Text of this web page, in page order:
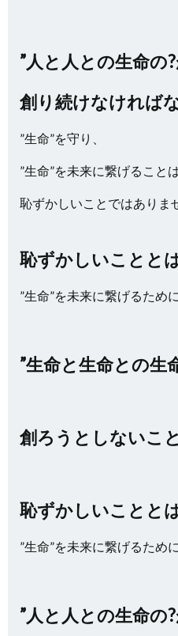
”人と人との生命の
創り続けなければ
”生命”を守り、
”生命”を未来に繋げること
恥ずかしいことではありま
恥ずかしいこととは
”生命”を未来に繋げるために
”生命と生命との生
創ろうとしないこ
恥ずかしいこととは
”生命”を未来に繋げるために
”人と人との生命の